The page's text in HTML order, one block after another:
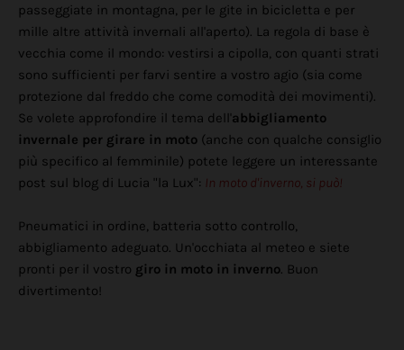
passeggiate in montagna, per le gite in bicicletta e per
mille altre attività invernali all'aperto). La regola di base è
vecchia come il mondo: vestirsi a cipolla, con quanti strati
sono sufficienti per farvi sentire a vostro agio (sia come
protezione dal freddo che come comodità dei movimenti).
Se volete approfondire il tema dell' abbigliamento
invernale per girare in moto (anche con qualche consiglio
più specifico al femminile) potete leggere un interessante
post sul blog di Lucia "la Lux": In moto d'inverno, si può!
Pneumatici in ordine, batteria sotto controllo,
abbigliamento adeguato. Un'occhiata al meteo e siete
pronti per il vostro giro in moto in inverno. Buon
divertimento!